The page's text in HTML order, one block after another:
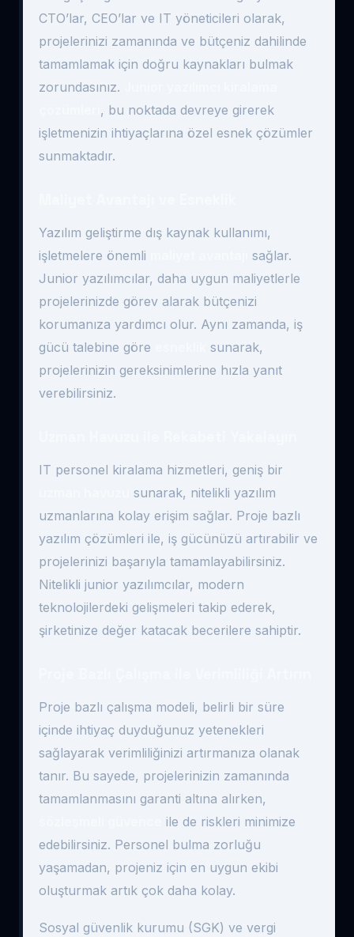
CTO’lar, CEO’lar ve IT yöneticileri olarak,
projelerinizi zamanında ve bütçeniz dahilinde
tamamlamak için doğru kaynakları bulmak
zorundasınız.
, bu noktada devreye girerek
işletmenizin ihtiyaçlarına özel esnek çözümler
sunmaktadır.
Yazılım geliştirme dış kaynak kullanımı,
işletmelere önemli
sağlar.
Junior yazılımcılar, daha uygun maliyetlerle
projelerinizde görev alarak bütçenizi
korumanıza yardımcı olur. Aynı zamanda, iş
gücü talebine göre
sunarak,
projelerinizin gereksinimlerine hızla yanıt
verebilirsiniz.
IT personel kiralama hizmetleri, geniş bir
sunarak, nitelikli yazılım
uzmanlarına kolay erişim sağlar. Proje bazlı
yazılım çözümleri ile, iş gücünüzü artırabilir ve
projelerinizi başarıyla tamamlayabilirsiniz.
Nitelikli junior yazılımcılar, modern
teknolojilerdeki gelişmeleri takip ederek,
şirketinize değer katacak becerilere sahiptir.
Proje bazlı çalışma modeli, belirli bir süre
içinde ihtiyaç duyduğunuz yetenekleri
sağlayarak verimliliğinizi artırmanıza olanak
tanır. Bu sayede, projelerinizin zamanında
tamamlanmasını garanti altına alırken,
ile de riskleri minimize
edebilirsiniz. Personel bulma zorluğu
yaşamadan, projeniz için en uygun ekibi
oluşturmak artık çok daha kolay.
Sosyal güvenlik kurumu (SGK) ve vergi